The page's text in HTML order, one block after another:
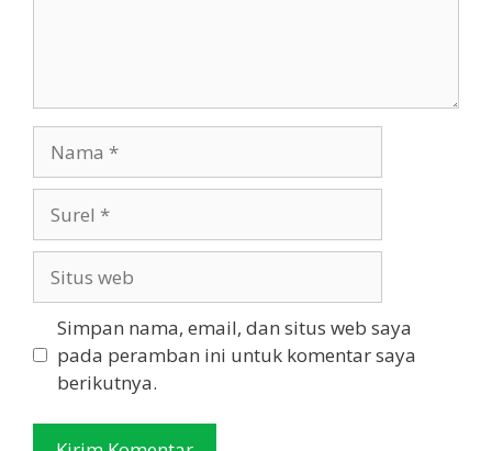
web
Simpan nama, email, dan situs web saya
pada peramban ini untuk komentar saya
berikutnya.